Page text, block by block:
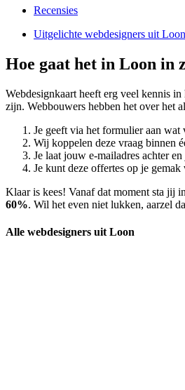
Recensies
Uitgelichte webdesigners uit Loon
Hoe gaat het in Loon in
Webdesignkaart heeft erg veel kennis
zijn. Webbouwers hebben het over het
Je geeft via het formulier aan wat
Wij koppelen deze vraag binnen
Je laat jouw e-mailadres achter
Je kunt deze offertes op je
Klaar is kees! Vanaf dat moment sta jij
60%. Wil het even niet lukken, aarzel
Alle webdesigners uit Loon